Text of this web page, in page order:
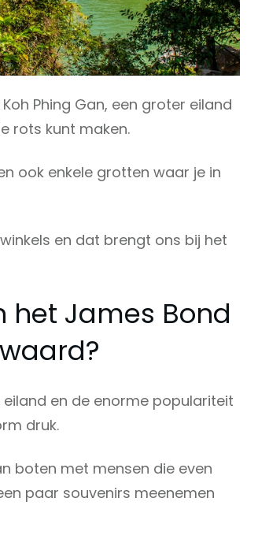
Phing Gan, een groter eiland
rots kunt maken.
ook enkele grotten waar je in
en dat brengt ons bij het
het James Bond
en de enorme populariteit
druk.
boten met mensen die even
paar souvenirs meenemen